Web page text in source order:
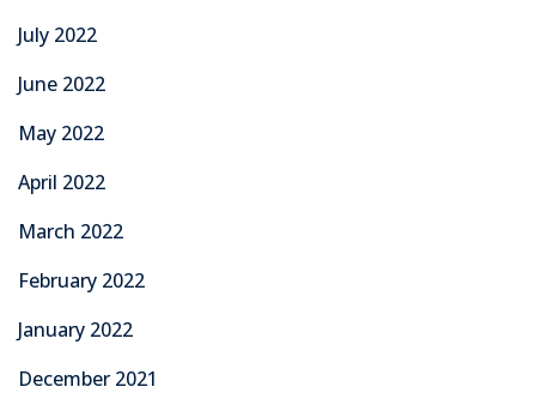
July 2022
June 2022
May 2022
April 2022
March 2022
February 2022
January 2022
December 2021